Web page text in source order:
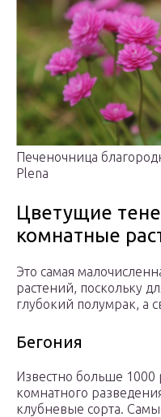
Печеночница
Plena
Цветущие
комнатные
Это самая
растений, поскольку
глубокий полумрак, а
Бегония
Известно больше 1000
комнатного
клубневые сорта.